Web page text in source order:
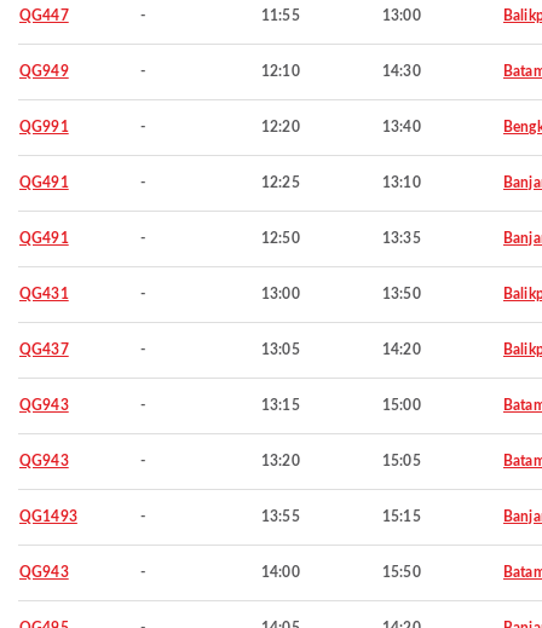
QG447 - 11:55 13:00
QG949 - 12:10 14:30
QG991 - 12:20 13:40
QG491 - 12:25 13:10
QG491 - 12:50 13:35
QG431 - 13:00 13:50
QG437 - 13:05 14:20
QG943 - 13:15 15:00
QG943 - 13:20 15:05
QG1493 - 13:55 15:15
QG943 - 14:00 15:50